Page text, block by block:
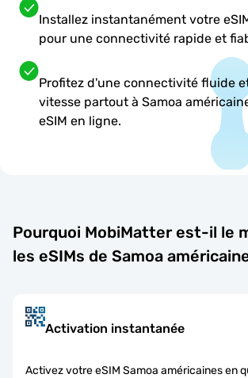
Installez instantanément votre
pour une connectivité rapide et
Profitez d'une connectivité fluide
vitesse partout à Samoa
eSIM en ligne.
Pourquoi MobiMatter est-il le
les eSIMs de Samoa
Activation instantanée
Activez votre eSIM Samoa américaines en